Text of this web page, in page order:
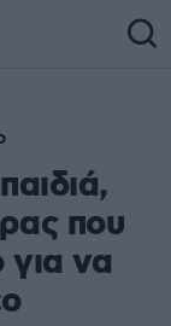
που
να